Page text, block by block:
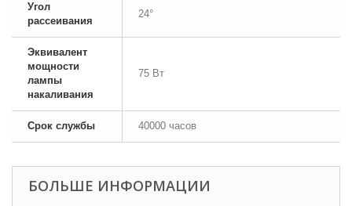
Угол
рассеивания
24°
Эквивалент
мощности
лампы
накаливания
75 Вт
Срок службы 40000 часов
БОЛЬШЕ ИНФОРМАЦИИ